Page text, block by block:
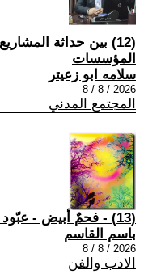
(12) بين حداثة
المؤسسات
سلامه ابو زعيتر
2026 / 8 / 8
المجتمع المدني
(13) - فحمٌ أبيض - عبّود الجابريّ وامتيازُ المُفارقَة
باسم القاسم
2026 / 8 / 8
الادب والفن